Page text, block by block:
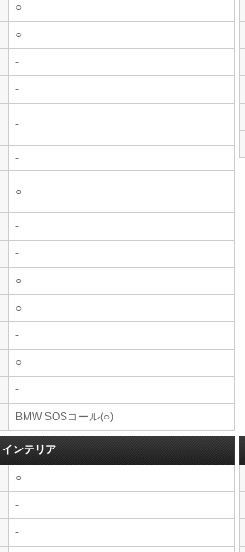
○
○
-
-
-
-
○
-
-
○
○
-
○
-
BMW SOSコール(○)
インテリア
○
-
-